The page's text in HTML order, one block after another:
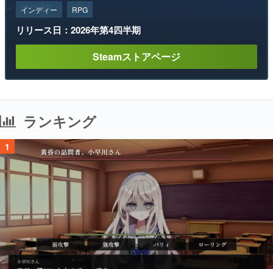
インディー RPG
リリース日：2026年第4四半期
Steamストアページ
ランキング
1